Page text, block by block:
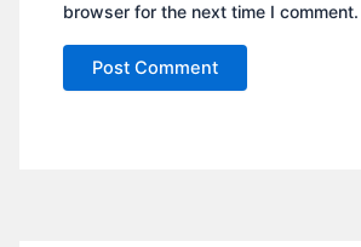
browser for the next time I comment.